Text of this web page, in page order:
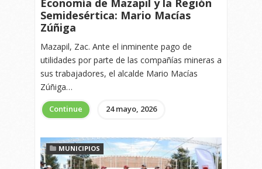
Semidesértica: Mario Macías
Zúñiga
Mazapil, Zac. Ante el inminente pago de
utilidades por parte de las compañías mineras a
sus trabajadores, el alcalde Mario Macías
Zúñiga…
Continue 24 mayo, 2026
MUNICIPIOS